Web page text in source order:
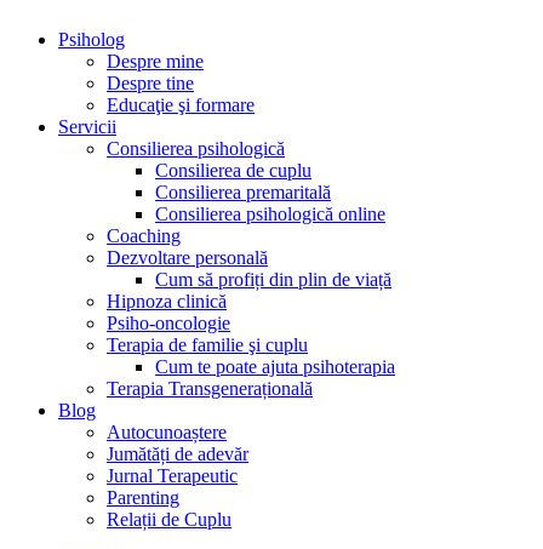
Psiholog
Despre mine
Despre tine
Educaţie şi formare
Servicii
Consilierea psihologică
Consilierea de cuplu
Consilierea premaritală
Consilierea psihologică online
Coaching
Dezvoltare personală
Cum să profiți din plin de viață
Hipnoza clinică
Psiho-oncologie
Terapia de familie şi cuplu
Cum te poate ajuta psihoterapia
Terapia Transgenerațională
Blog
Autocunoaștere
Jumătăți de adevăr
Jurnal Terapeutic
Parenting
Relații de Cuplu